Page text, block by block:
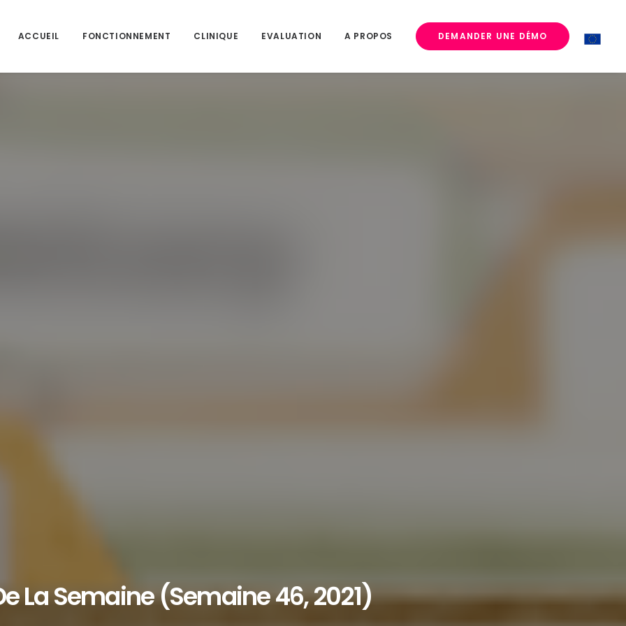
ACCUEIL FONCTIONNEMENT CLINIQUE EVALUATION A PROPOS DEMANDER UNE DÉMO
La Semaine (semaine 46, 2021)